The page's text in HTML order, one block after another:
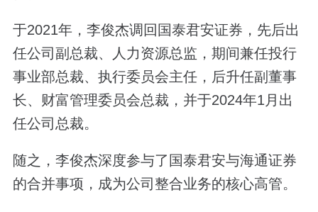
于2021年，李俊杰调回国泰君安证券，先后出
任公司副总裁、人力资源总监，期间兼任投行
事业部总裁、执行委员会主任，后升任副董事
长、财富管理委员会总裁，并于2024年1月出
任公司总裁。
随之，李俊杰深度参与了国泰君安与海通证券
的合并事项，成为公司整合业务的核心高管。